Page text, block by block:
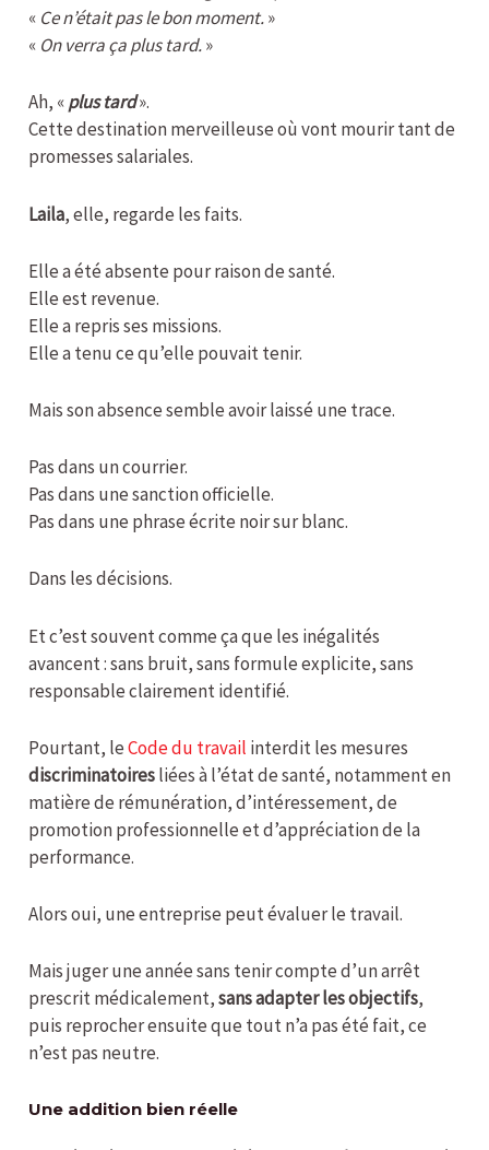
« Ce n’était pas le bon moment.»
« On verra ça plus tard.»
Ah, «plus tard».
Cette destination merveilleuse où vont mourir tant de
promesses salariales.
Laila, elle, regarde les faits.
Elle a été absente pour raison de santé.
Elle est revenue.
Elle a repris ses missions.
Elle a tenu ce qu’elle pouvait tenir.
Mais son absence semble avoir laissé une trace.
Pas dans un courrier.
Pas dans une sanction officielle.
Pas dans une phrase écrite noir sur blanc.
Dans les décisions.
Et c’est souvent comme ça que les inégalités
avancent : sans bruit, sans formule explicite, sans
responsable clairement identifié.
Pourtant, leCode du travail interdit les mesures
discriminatoiresliées à l’état de santé, notamment en
matière de rémunération, d’intéressement, de
promotion professionnelle et d’appréciation de la
performance.
Alors oui, une entreprise peut évaluer le travail.
Mais juger une année sans tenir compte d’un arrêt
prescrit médicalement,sans adapter les objectifs,
puis reprocher ensuite que tout n’a pas été fait, ce
n’est pas neutre.
Une addition bien réelle